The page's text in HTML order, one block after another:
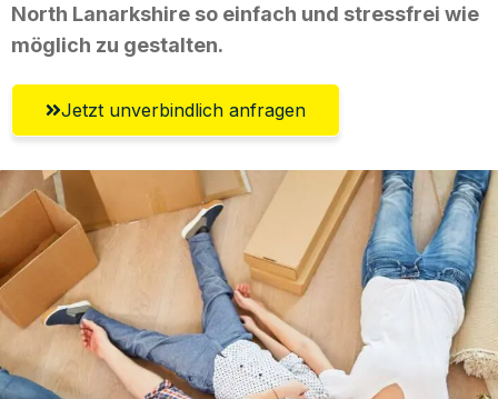
North Lanarkshire so einfach und stressfrei wie
möglich zu gestalten.
Jetzt unverbindlich anfragen